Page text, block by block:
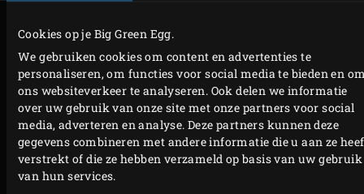
Cookies op je Big Green Egg.
We gebruiken cookies om content en advertenties te
personaliseren, om functies voor social media te bieden en
ons websiteverkeer te analyseren. Ook delen we informatie
over uw gebruik van onze site met onze partners voor social
media, adverteren en analyse. Deze partners kunnen deze
gegevens combineren met andere informatie die u aan ze
verstrekt of die ze hebben verzameld op basis van uw gebruik
van hun services.
BEREIDING
Verwarm de olijfolie in deskilletop het rooster.
Voeg de sjalot toe, bak 2-3 minuten en roer de
currypasta erdoor. Bak ca. 1 minuut en voeg dan de
gemberwortel, pompoenblokjes, citroenschil en
chilipeper toe. Bak ca. 5 minuten totdat de pompoen
net beetgaar is. Roer af en toe door en sluit na elke